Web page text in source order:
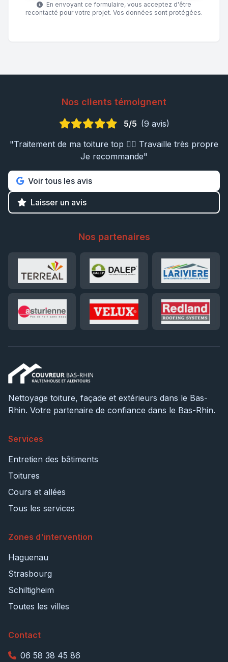
En envoyant ce formulaire, vous acceptez d'être
recontacté pour votre projet. Vos données sont protégées.
Nos clients témoignent
5/5 (9 avis)
"Traitement de ma toiture top 👍🏼 Travaille très propre
Je recommande"
Voir tous les avis
Laisser un avis
Nos partenaires
Nettoyage toiture, façade et extérieurs dans le Bas-
Rhin. Votre partenaire de confiance dans le Bas-Rhin.
Services
Entretien des bâtiments
Toitures
Cours et allées
Tous les services
Zones d'intervention
Haguenau
Strasbourg
Schiltigheim
Toutes les villes
Contact
06 58 38 45 86